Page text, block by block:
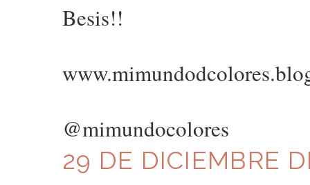
Besis!!
@mimundocolores
29 DE DICIEMBRE